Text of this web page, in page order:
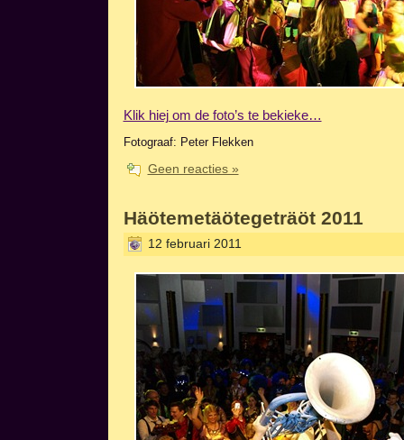
Klik hiej om de foto’s te bekieke…
Fotograaf: Peter Flekken
Geen reacties »
Häötemetäötegeträöt 2011
12 februari 2011